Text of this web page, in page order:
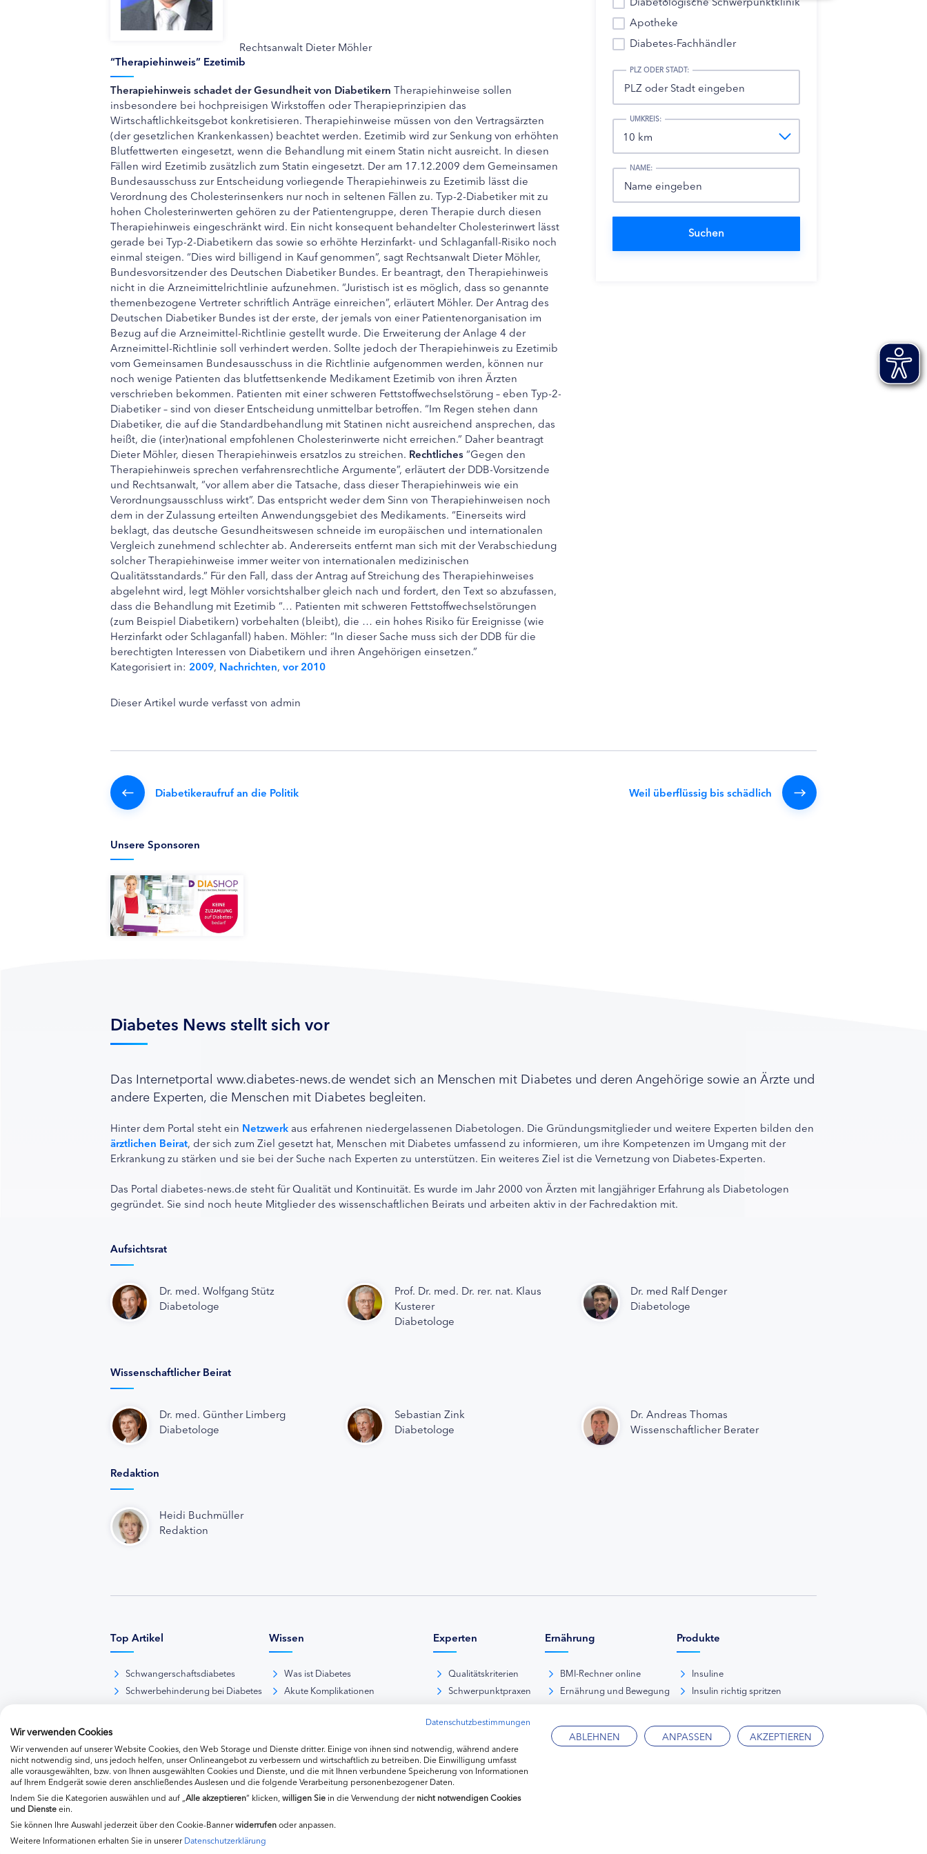
Rechtsanwalt Dieter Möhler
“Therapiehinweis” Ezetimib
Therapiehinweis schadet der Gesundheit von Diabetikern Therapiehinweise sollen
insbesondere bei hochpreisigen Wirkstoffen oder Therapieprinzipien das
Wirtschaftlichkeitsgebot konkretisieren. Therapiehinweise müssen von den Vertragsärzten
(der gesetzlichen Krankenkassen) beachtet werden. Ezetimib wird zur Senkung von erhöhten
Blutfettwerten eingesetzt, wenn die Behandlung mit einem Statin nicht ausreicht. In diesen
Fällen wird Ezetimib zusätzlich zum Statin eingesetzt. Der am 17.12.2009 dem Gemeinsamen
Bundesausschuss zur Entscheidung vorliegende Therapiehinweis zu Ezetimib lässt die
Verordnung des Cholesterinsenkers nur noch in seltenen Fällen zu. Typ-2-Diabetiker mit zu
hohen Cholesterinwerten gehören zu der Patientengruppe, deren Therapie durch diesen
Therapiehinweis eingeschränkt wird. Ein nicht konsequent behandelter Cholesterinwert lässt
gerade bei Typ-2-Diabetikern das sowie so erhöhte Herzinfarkt- und Schlaganfall-Risiko noch
einmal steigen. “Dies wird billigend in Kauf genommen”, sagt Rechtsanwalt Dieter Möhler,
Bundesvorsitzender des Deutschen Diabetiker Bundes. Er beantragt, den Therapiehinweis
nicht in die Arzneimittelrichtlinie aufzunehmen. “Juristisch ist es möglich, dass so genannte
themenbezogene Vertreter schriftlich Anträge einreichen”, erläutert Möhler. Der Antrag des
Deutschen Diabetiker Bundes ist der erste, der jemals von einer Patientenorganisation im
Bezug auf die Arzneimittel-Richtlinie gestellt wurde. Die Erweiterung der Anlage 4 der
Arzneimittel-Richtlinie soll verhindert werden. Sollte jedoch der Therapiehinweis zu Ezetimib
vom Gemeinsamen Bundesausschuss in die Richtlinie aufgenommen werden, können nur
noch wenige Patienten das blutfettsenkende Medikament Ezetimib von ihren Ärzten
verschrieben bekommen. Patienten mit einer schweren Fettstoffwechselstörung – eben Typ-2-
Diabetiker – sind von dieser Entscheidung unmittelbar betroffen. “Im Regen stehen dann
Diabetiker, die auf die Standardbehandlung mit Statinen nicht ausreichend ansprechen, das
heißt, die (inter)national empfohlenen Cholesterinwerte nicht erreichen.” Daher beantragt
Dieter Möhler, diesen Therapiehinweis ersatzlos zu streichen. Rechtliches “Gegen den
Therapiehinweis sprechen verfahrensrechtliche Argumente”, erläutert der DDB-Vorsitzende
und Rechtsanwalt, “vor allem aber die Tatsache, dass dieser Therapiehinweis wie ein
Verordnungsausschluss wirkt”. Das entspricht weder dem Sinn von Therapiehinweisen noch
dem in der Zulassung erteilten Anwendungsgebiet des Medikaments. “Einerseits wird
beklagt, das deutsche Gesundheitswesen schneide im europäischen und internationalen
Vergleich zunehmend schlechter ab. Andererseits entfernt man sich mit der Verabschiedung
solcher Therapiehinweise immer weiter von internationalen medizinischen
Qualitätsstandards.” Für den Fall, dass der Antrag auf Streichung des Therapiehinweises
abgelehnt wird, legt Möhler vorsichtshalber gleich nach und fordert, den Text so abzufassen,
dass die Behandlung mit Ezetimib “… Patienten mit schweren Fettstoffwechselstörungen
(zum Beispiel Diabetikern) vorbehalten (bleibt), die … ein hohes Risiko für Ereignisse (wie
Herzinfarkt oder Schlaganfall) haben. Möhler: “In dieser Sache muss sich der DDB für die
berechtigten Interessen von Diabetikern und ihren Angehörigen einsetzen.”
Kategorisiert in: 2009, Nachrichten, vor 2010
Dieser Artikel wurde verfasst von admin
Diabetikeraufruf an die Politik Weil überflüssig bis schädlich
Apotheke
Diabetes-Fachhändler
PLZ ODER STADT:
UMKREIS:
NAME:
Unsere Sponsoren
Diabetes News stellt sich vor
Das Internetportal www.diabetes-news.de wendet sich an Menschen mit Diabetes und deren Angehörige sowie an Ärzte und
andere Experten, die Menschen mit Diabetes begleiten.
Hinter dem Portal steht ein Netzwerk aus erfahrenen niedergelassenen Diabetologen. Die Gründungsmitglieder und weitere Experten bilden den
ärztlichen Beirat, der sich zum Ziel gesetzt hat, Menschen mit Diabetes umfassend zu informieren, um ihre Kompetenzen im Umgang mit der
Erkrankung zu stärken und sie bei der Suche nach Experten zu unterstützen. Ein weiteres Ziel ist die Vernetzung von Diabetes-Experten.
Das Portal diabetes-news.de steht für Qualität und Kontinuität. Es wurde im Jahr 2000 von Ärzten mit langjähriger Erfahrung als Diabetologen
gegründet. Sie sind noch heute Mitglieder des wissenschaftlichen Beirats und arbeiten aktiv in der Fachredaktion mit.
Aufsichtsrat
Dr. med. Wolfgang Stütz
Diabetologe
Prof. Dr. med. Dr. rer. nat. Klaus
Kusterer
Diabetologe
Dr. med Ralf Denger
Diabetologe
Wissenschaftlicher Beirat
Dr. med. Günther Limberg
Diabetologe
Sebastian Zink
Diabetologe
Dr. Andreas Thomas
Wissenschaftlicher Berater
Redaktion
Heidi Buchmüller
Redaktion
Top Artikel
Schwangerschaftsdiabetes
Schwerbehinderung bei Diabetes
Wissen
Was ist Diabetes
Akute Komplikationen
Therapie Typ-2-Diabetes
Weitere hormonelle Erkrankungen
Experten
Qualitätskriterien
Schwerpunktpraxen
Kliniken
Diabetes-Fachhändler
Ernährung
BMI-Rechner online
Ernährung und Bewegung
Lebensmittelkunde
Produkte
Insuline
Insulin richtig spritzen
Datenschutzbestimmungen
Wir verwenden Cookies
Wir verwenden auf unserer Website Cookies, den Web Storage und Dienste dritter. Einige von ihnen sind notwendig, während andere
nicht notwendig sind, uns jedoch helfen, unser Onlineangebot zu verbessern und wirtschaftlich zu betreiben. Die Einwilligung umfasst
alle vorausgewählten, bzw. von Ihnen ausgewählten Cookies und Dienste, und die mit Ihnen verbundene Speicherung von Informationen
auf Ihrem Endgerät sowie deren anschließendes Auslesen und die folgende Verarbeitung personenbezogener Daten.
Indem Sie die Kategorien auswählen und auf „ Alle akzeptieren“ klicken, willigenSie in die Verwendung dernicht notwendigen Cookies
und Diensteein.
Sie können Ihre Auswahl jederzeit über den Cookie-Bannerwiderrufenoder anpassen.
Weitere Informationen erhalten Sie in unsererDatenschutzerklärung
ABLEHNEN ANPASSEN AKZEPTIEREN